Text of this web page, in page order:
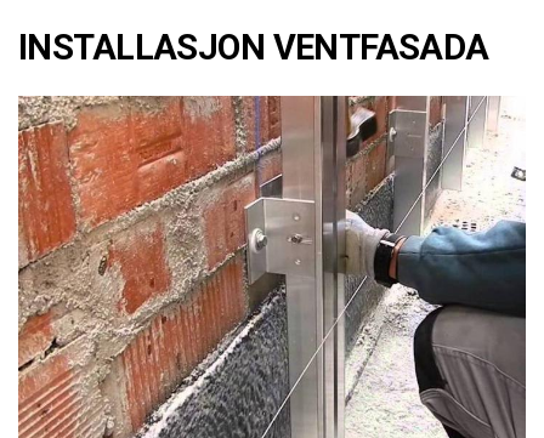
INSTALLASJON VENTFASADA